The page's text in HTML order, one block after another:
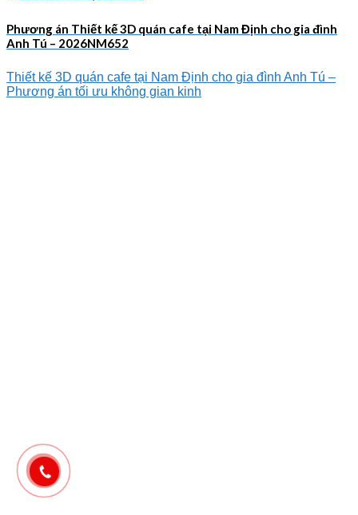
Phương án Thiết kế 3D quán cafe tại Nam Định cho gia đình
Anh Tú – 2026NM652
Thiết kế 3D quán cafe tại Nam Định cho gia đình Anh Tú –
Phương án tối ưu không gian kinh